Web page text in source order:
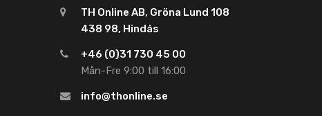
TH Online AB, Gröna Lund 108
438 98, Hindås
+46 (0)31 730 45 00
Mån-Fre 9:00 till 16:00
info@thonline.se